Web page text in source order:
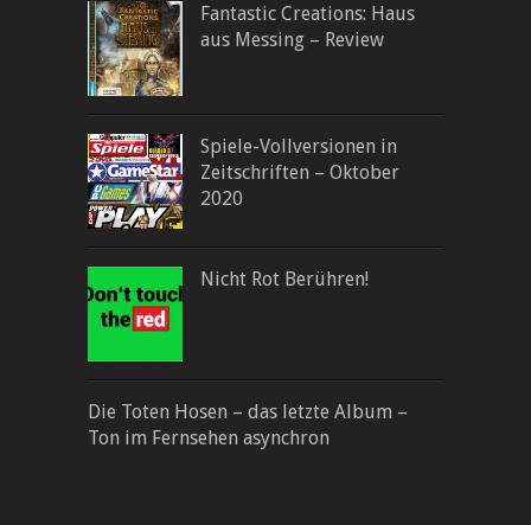
Fantastic Creations: Haus
aus Messing – Review
Spiele-Vollversionen in
Zeitschriften – Oktober
2020
Nicht Rot Berühren!
Die Toten Hosen – das letzte Album –
Ton im Fernsehen asynchron